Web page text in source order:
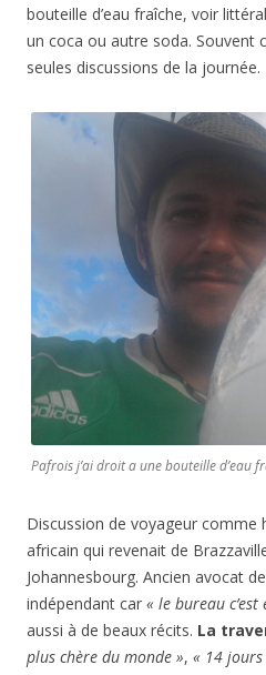
bouteille d’eau fraîche, voir
un coca ou autre soda. Souvent
seules discussions de la journée.
Pafrois j’ai droit a une bouteille d’eau
Discussion de voyageur comme
africain qui revenait de
Johannesbourg. Ancien avocat
indépendant car « le bureau c’est
aussi à de beaux récits. La
plus chère du monde », « 14